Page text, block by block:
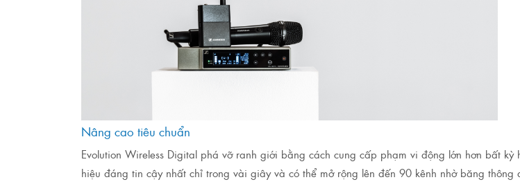
Nâng cao tiêu chuẩn
Evolution Wireless Digital phá vỡ ranh giới bằng cách cung cấp phạm vi động lớn hơn bất
hiệu đáng tin cậy nhất chỉ trong vài giây và có thể mở rộng lên đến 90 kênh nhờ băng